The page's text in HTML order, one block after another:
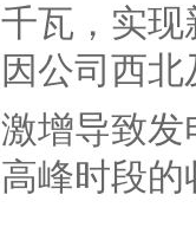
千瓦，实现
因公司西
激增导致发
高峰时段